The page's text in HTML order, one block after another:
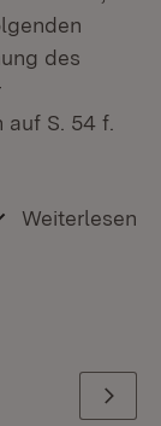
des
S. 54 f.
Weiterlesen
Weiter